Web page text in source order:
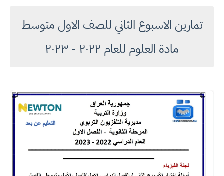
تمارين الاسبوع الثاني للصف الاول متوسط
مادة العلوم للعام ٢٠٢٢ - ٢٠٢٣